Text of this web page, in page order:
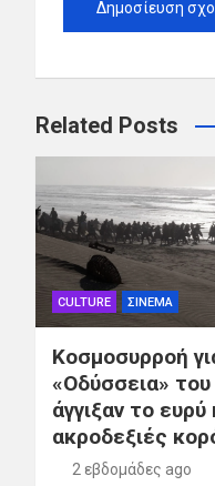
Related Posts
CULTURE ΣΙΝΕΜΑ
Κοσμοσυρροή
«Οδύσσεια»
άγγιξαν το ευρύ
ακροδεξιές
2 εβδομάδες ago